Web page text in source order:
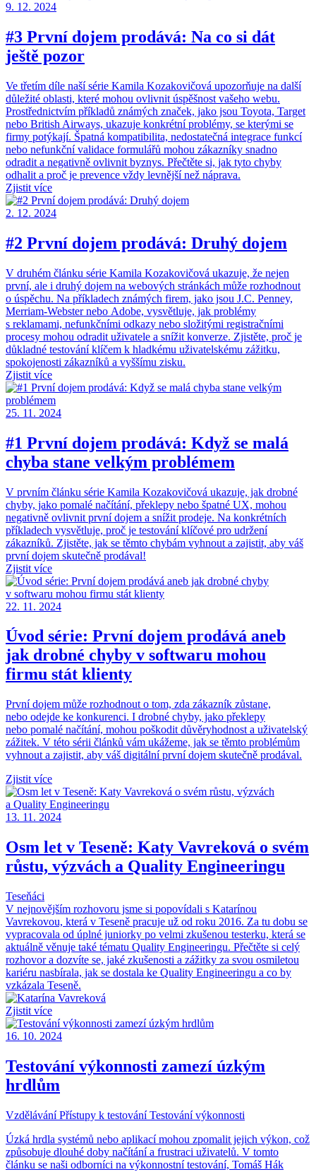
9. 12. 2024
#3 První dojem prodává: Na co si dát
ještě pozor
Ve třetím díle naší série Kamila Kozakovičová upozorňuje na další
důležité oblasti, které mohou ovlivnit úspěšnost vašeho webu.
Prostřednictvím příkladů známých značek, jako jsou Toyota, Target
nebo British Airways, ukazuje konkrétní problémy, se kterými se
firmy potýkají. Špatná kompatibilita, nedostatečná integrace funkcí
nebo nefunkční validace formulářů mohou zákazníky snadno
odradit a negativně ovlivnit byznys. Přečtěte si, jak tyto chyby
odhalit a proč je prevence vždy levnější než náprava.
Zjistit více
2. 12. 2024
#2 První dojem prodává: Druhý dojem
V druhém článku série Kamila Kozakovičová ukazuje, že nejen
první, ale i druhý dojem na webových stránkách může rozhodnout
o úspěchu. Na příkladech známých firem, jako jsou J.C. Penney,
Merriam-Webster nebo Adobe, vysvětluje, jak problémy
s reklamami, nefunkčními odkazy nebo složitými registračními
procesy mohou odradit uživatele a snížit konverze. Zjistěte, proč je
důkladné testování klíčem k hladkému uživatelskému zážitku,
spokojenosti zákazníků a vyššímu zisku.
Zjistit více
25. 11. 2024
#1 První dojem prodává: Když se malá
chyba stane velkým problémem
V prvním článku série Kamila Kozakovičová ukazuje, jak drobné
chyby, jako pomalé načítání, překlepy nebo špatné UX, mohou
negativně ovlivnit první dojem a snížit prodeje. Na konkrétních
příkladech vysvětluje, proč je testování klíčové pro udržení
zákazníků. Zjistěte, jak se těmto chybám vyhnout a zajistit, aby váš
první dojem skutečně prodával!
Zjistit více
22. 11. 2024
Úvod série: První dojem prodává aneb
jak drobné chyby v softwaru mohou
firmu stát klienty
První dojem může rozhodnout o tom, zda zákazník zůstane,
nebo odejde ke konkurenci. I drobné chyby, jako překlepy
nebo pomalé načítání, mohou poškodit důvěryhodnost a uživatelský
zážitek. V této sérii článků vám ukážeme, jak se těmto problémům
vyhnout a zajistit, aby váš digitální první dojem skutečně prodával.
Zjistit více
13. 11. 2024
Osm let v Teseně: Katy Vavreková o svém
růstu, výzvách a Quality Engineeringu
Teseňáci
V nejnovějším rozhovoru jsme si popovídali s Katarínou
Vavrekovou, která v Teseně pracuje už od roku 2016. Za tu dobu se
vypracovala od úplné juniorky po velmi zkušenou testerku, která se
aktuálně věnuje také tématu Quality Engineeringu. Přečtěte si celý
rozhovor a dozvíte se, jaké zkušenosti a zážitky za svou osmiletou
kariéru nasbírala, jak se dostala ke Quality Engineeringu a co by
vzkázala Teseně.
Zjistit více
16. 10. 2024
Testování výkonnosti zamezí úzkým
hrdlům
Vzdělávání Přístupy k testování Testování výkonnosti
Úzká hrdla systémů nebo aplikací mohou zpomalit jejich výkon, což
způsobuje dlouhé doby načítání a frustraci uživatelů. V tomto
článku se naši odborníci na výkonnostní testování, Tomáš Hák